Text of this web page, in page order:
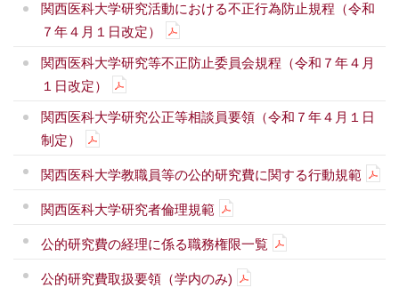
関西医科大学研究活動における不正行為防止規程（令和
７年４月１日改定）
関西医科大学研究等不正防止委員会規程（令和７年４月
１日改定）
関西医科大学研究公正等相談員要領（令和７年４月１日
制定）
関西医科大学教職員等の公的研究費に関する行動規範
関西医科大学研究者倫理規範
公的研究費の経理に係る職務権限一覧
公的研究費取扱要領（学内のみ)